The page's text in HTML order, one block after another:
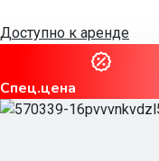
Доступно к аренде
Спец.цена